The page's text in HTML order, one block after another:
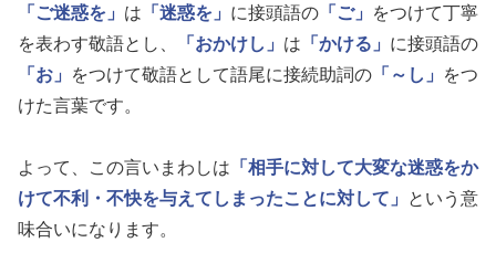
「ご迷惑を」 は 「迷惑を」 に接頭語の 「ご」
をつけて丁寧
を表わす敬語とし、
「おかけし」 は 「かける」 に接頭語の
「お」
をつけて敬語として語尾に接続助詞の 「～し」
をつ
けた言葉です。
よって、この言いまわしは 「相手に対して大変な迷惑をか
けて不利・不快を与えてしまったことに対して」
という意
味合いになります。